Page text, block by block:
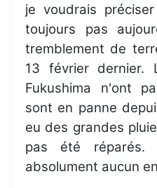
je voudrais
toujours pas
tremblement de
13 février dernier.
Fukushima n'ont
sont en panne
eu des grandes
pas été
absolument aucun